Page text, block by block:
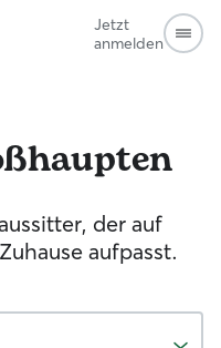
Jetzt
anmelden
der auf
aufpasst.